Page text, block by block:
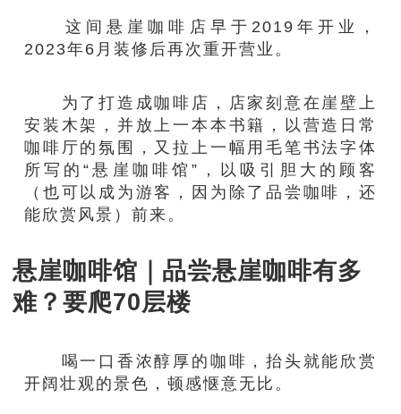
这间悬崖咖啡店早于2019年开业，
2023年6月装修后再次重开营业。
为了打造成咖啡店，店家刻意在崖壁上
安装木架，并放上一本本书籍，以营造日常
咖啡厅的氛围，又拉上一幅用毛笔书法字体
所写的“悬崖咖啡馆”，以吸引胆大的顾客
（也可以成为游客，因为除了品尝咖啡，还
能欣赏风景）前来。
悬崖咖啡馆｜品尝悬崖咖啡有多
难？要爬70层楼
喝一口香浓醇厚的咖啡，抬头就能欣赏
开阔壮观的景色，顿感惬意无比。